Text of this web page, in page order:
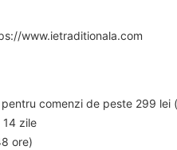
www.ietraditionala.com
comenzi de peste 299
zile
ore)